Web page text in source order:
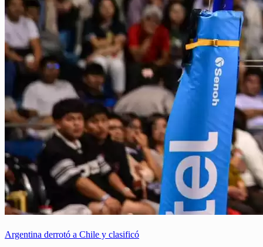
Argentina derrotó a Chile y clasificó